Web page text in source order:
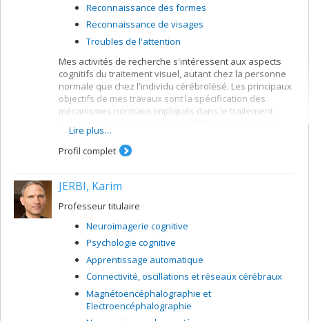
Reconnaissance des formes
Reconnaissance de visages
Troubles de l'attention
Mes activités de recherche s'intéressent aux aspects
cognitifs du traitement visuel, autant chez la personne
normale que chez l'individu cérébrolésé. Les principaux
objectifs de mes travaux sont la spécification des
mécanismes normaux impliqués dans le traitement
faisant suite à un dommage cérébral. Ces objectifs sont
poursuivis par le biais de méthodes comportementales
et électrophysiologiques. Les projets que je poursuis
Mécanismes visuels pour la reconnaissance de
mots écrits
Reconnaissance visuelle (objets, visages, etc.)
Caractéristiques temporelles du traitement visuel.
Attention visuo-spatiale
Lire plus…
Profil complet
JERBI, Karim
Professeur titulaire
Neuroimagerie cognitive
Psychologie cognitive
Apprentissage automatique
Connectivité, oscillations et réseaux cérébraux
Magnétoencéphalographie et
Electroencéphalographie